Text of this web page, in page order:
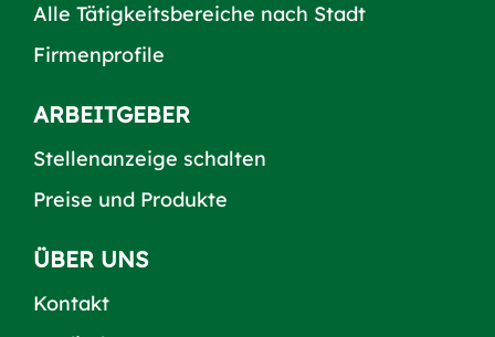
Alle Tätigkeitsbereiche nach Stadt
Firmenprofile
ARBEITGEBER
Stellenanzeige schalten
Preise und Produkte
ÜBER UNS
Kontakt